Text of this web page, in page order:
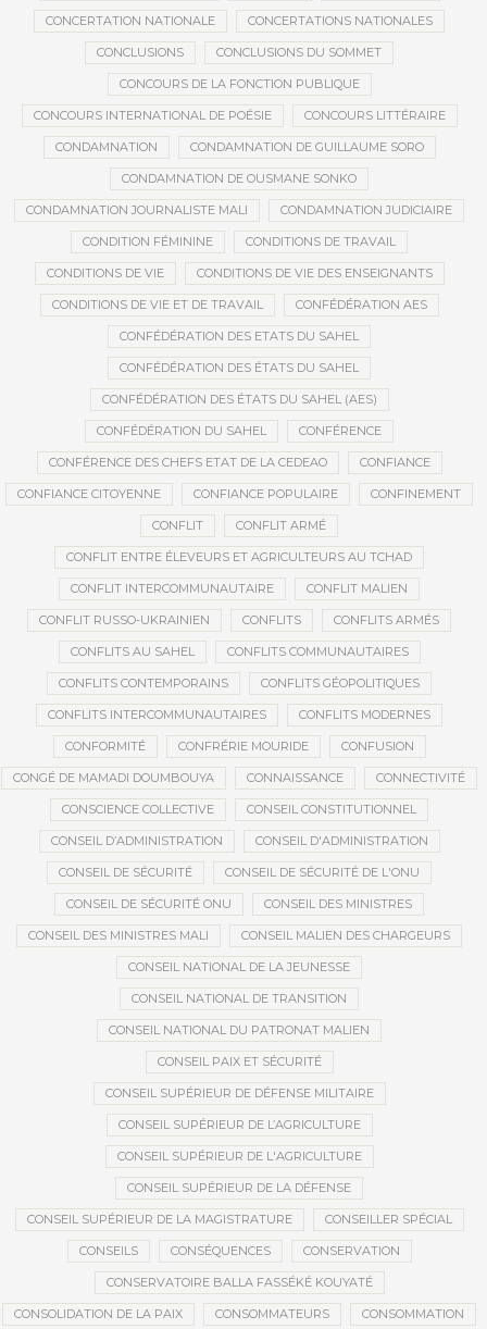
CONCERTATION NATIONALE CONCERTATIONS NATIONALES
CONCLUSIONS CONCLUSIONS DU SOMMET
CONCOURS DE LA FONCTION PUBLIQUE
CONCOURS INTERNATIONAL DE POÉSIE CONCOURS LITTÉRAIRE
CONDAMNATION CONDAMNATION DE GUILLAUME SORO
CONDAMNATION DE OUSMANE SONKO
CONDAMNATION JOURNALISTE MALI CONDAMNATION JUDICIAIRE
CONDITION FÉMININE CONDITIONS DE TRAVAIL
CONDITIONS DE VIE CONDITIONS DE VIE DES ENSEIGNANTS
CONDITIONS DE VIE ET DE TRAVAIL CONFÉDÉRATION AES
CONFÉDÉRATION DES ETATS DU SAHEL
CONFÉDÉRATION DES ÉTATS DU SAHEL
CONFÉDÉRATION DES ÉTATS DU SAHEL (AES)
CONFÉDÉRATION DU SAHEL CONFÉRENCE
CONFÉRENCE DES CHEFS ETAT DE LA CEDEAO CONFIANCE
CONFIANCE CITOYENNE CONFIANCE POPULAIRE CONFINEMENT
CONFLIT CONFLIT ARMÉ
CONFLIT ENTRE ÉLEVEURS ET AGRICULTEURS AU TCHAD
CONFLIT INTERCOMMUNAUTAIRE CONFLIT MALIEN
CONFLIT RUSSO-UKRAINIEN CONFLITS CONFLITS ARMÉS
CONFLITS AU SAHEL CONFLITS COMMUNAUTAIRES
CONFLITS CONTEMPORAINS CONFLITS GÉOPOLITIQUES
CONFLITS INTERCOMMUNAUTAIRES CONFLITS MODERNES
CONFORMITÉ CONFRÉRIE MOURIDE CONFUSION
CONGÉ DE MAMADI DOUMBOUYA CONNAISSANCE CONNECTIVITÉ
CONSCIENCE COLLECTIVE CONSEIL CONSTITUTIONNEL
CONSEIL D’ADMINISTRATION CONSEIL D'ADMINISTRATION
CONSEIL DE SÉCURITÉ CONSEIL DE SÉCURITÉ DE L'ONU
CONSEIL DE SÉCURITÉ ONU CONSEIL DES MINISTRES
CONSEIL DES MINISTRES MALI CONSEIL MALIEN DES CHARGEURS
CONSEIL NATIONAL DE LA JEUNESSE
CONSEIL NATIONAL DE TRANSITION
CONSEIL NATIONAL DU PATRONAT MALIEN
CONSEIL PAIX ET SÉCURITÉ
CONSEIL SUPÉRIEUR DE DÉFENSE MILITAIRE
CONSEIL SUPÉRIEUR DE L’AGRICULTURE
CONSEIL SUPÉRIEUR DE L'AGRICULTURE
CONSEIL SUPÉRIEUR DE LA DÉFENSE
CONSEIL SUPÉRIEUR DE LA MAGISTRATURE CONSEILLER SPÉCIAL
CONSEILS CONSÉQUENCES CONSERVATION
CONSERVATOIRE BALLA FASSÉKÉ KOUYATÉ
CONSOLIDATION DE LA PAIX CONSOMMATEURS CONSOMMATION